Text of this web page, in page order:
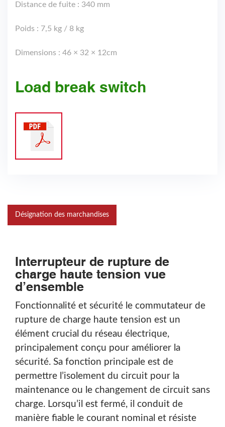
Distance de fuite : 340 mm
Poids : 7,5 kg / 8 kg
Dimensions : 46 × 32 × 12cm
Load break switch
Désignation des marchandises
Interrupteur de rupture de
charge haute tension vue
d’ensemble
Fonctionnalité et sécurité le commutateur de
rupture de charge haute tension est un
élément crucial du réseau électrique,
principalement conçu pour améliorer la
sécurité. Sa fonction principale est de
permettre l’isolement du circuit pour la
maintenance ou le changement de circuit sans
charge. Lorsqu’il est fermé, il conduit de
manière fiable le courant nominal et résiste